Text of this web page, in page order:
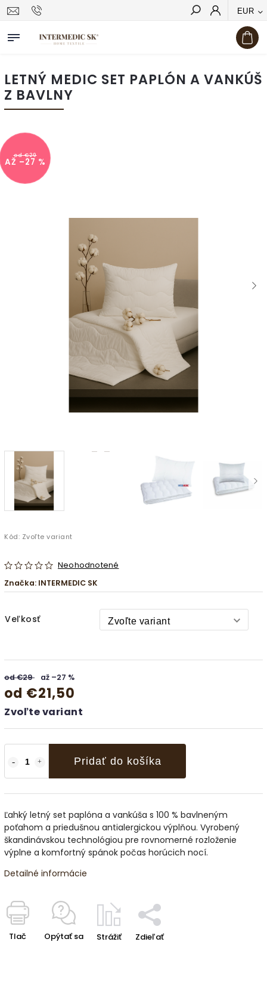
EUR
Hľadať
LETNÝ MEDIC SET PAPLÓN A VANKÚŠ
Z BAVLNY
od €29
AŽ –27 %
Kód: Zvoľte variant
Neohodnotené
Značka: INTERMEDIC SK
Veľkosť
od €29 až –27 %
od €21,50
Zvoľte variant
Pridať do košíka
Ľahký letný set paplóna a vankúša s 100 % bavlneným
poťahom a priedušnou antialergickou výplňou. Vyrobený
škandinávskou technológiou pre rovnomerné rozloženie
výplne a komfortný spánok počas horúcich nocí.
Detailné informácie
Tlač Opýtať sa Strážiť Zdieľať